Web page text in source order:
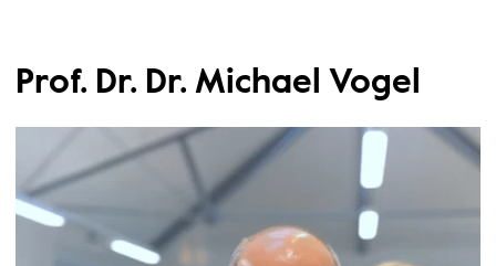
Prof. Dr. Dr. Michael Vogel